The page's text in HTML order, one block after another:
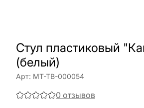
Стул пластиковый
(белый)
Арт: МТ-ТВ-000054
0 отзывов